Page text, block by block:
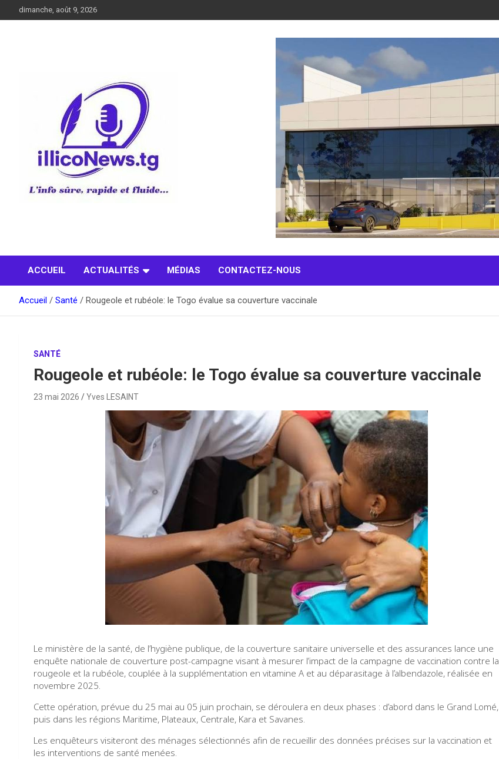
au
dimanche, août 9, 2026
ACCUEIL ACTUALITÉS MÉDIAS CONTACTEZ-NOUS
Accueil Santé Rougeole et rubéole: le Togo évalue sa couverture vaccinale
SANTÉ
Rougeole et rubéole: le Togo évalue sa couverture vaccinale
23 mai 2026 Yves LESAINT
Le ministère de la santé, de l’hygiène publique, de la couverture sanitaire universelle et des assurances lance une
enquête nationale de couverture post-campagne visant à mesurer l’impact de la campagne de vaccination contre la
rougeole et la rubéole, couplée à la supplémentation en vitamine A et au déparasitage à l’albendazole, réalisée en
novembre 2025.
Cette opération, prévue du 25 mai au 05 juin prochain, se déroulera en deux phases : d’abord dans le Grand Lomé,
puis dans les régions Maritime, Plateaux, Centrale, Kara et Savanes.
Les enquêteurs visiteront des ménages sélectionnés afin de recueillir des données précises sur la vaccination et
les interventions de santé menées.